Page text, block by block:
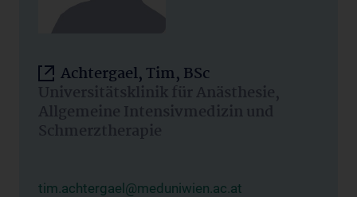
Achtergael, Tim, BSc
Universitätsklinik für Anästhesie,
Allgemeine Intensivmedizin und
Schmerztherapie
tim.achtergael@meduniwien.ac.at